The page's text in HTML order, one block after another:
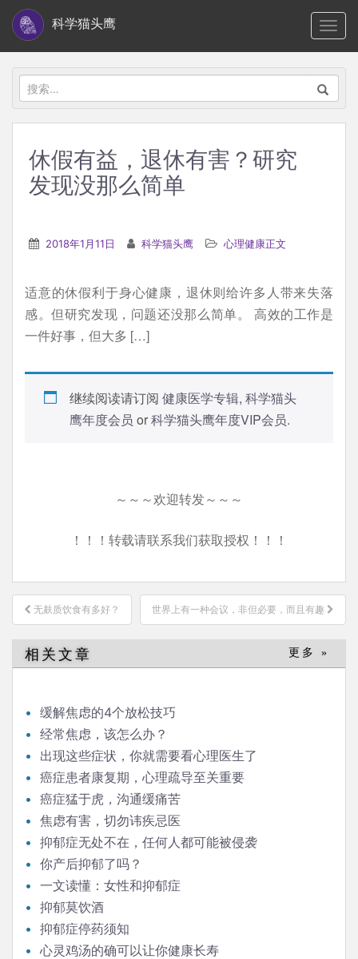
i
科学猫头鹰
搜
索：
休假有益，退休有害？研究
发现没那么简单
2018年1月11日 科学猫头鹰 心理健康正文
适意的休假利于身心健康，退休则给许多人带来失落
感。但研究发现，问题还没那么简单。 高效的工作是
一件好事，但大多 […]
继续阅读请订阅 健康医学专辑, 科学猫头
鹰年度会员 or科学猫头鹰年度VIP会员.
～～～欢迎转发～～～
！！！转载请联系我们获取授权！！！
文
章
导
航
无麸质饮食有多好？ 世界上有一种会议，非但必要，而且有趣
相关文章 更多 »
缓解焦虑的4个放松技巧
经常焦虑，该怎么办？
出现这些症状，你就需要看心理医生了
癌症患者康复期，心理疏导至关重要
癌症猛于虎，沟通缓痛苦
焦虑有害，切勿讳疾忌医
抑郁症无处不在，任何人都可能被侵袭
你产后抑郁了吗？
一文读懂：女性和抑郁症
抑郁莫饮酒
抑郁症停药须知
心灵鸡汤的确可以让你健康长寿